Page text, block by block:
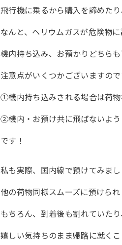
飛行機に乗るから購入を諦めた
なんと、ヘリウムガスが危険物
機内持ち込み、お預かりどちら
注意点がいくつかございますので
①機内持ち込みされる場合は荷
②機内・お預け共に飛ばないよ
です！
私も実際、国内線で預けてみま
他の荷物同様スムーズに預けら
もちろん、到着後も割れていた
嬉しい気持ちのまま帰路に就く